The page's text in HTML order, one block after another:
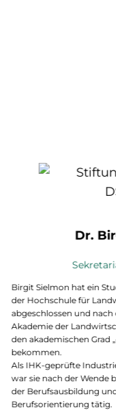
Dr.
Birgit Sielmon hat ein
der Hochschule für
abgeschlossen und
Akademie der
den akademischen Grad
bekommen.
Als IHK-geprüfte
war sie nach der Wende
der Berufsausbildung
Berufsorientierung tätig.